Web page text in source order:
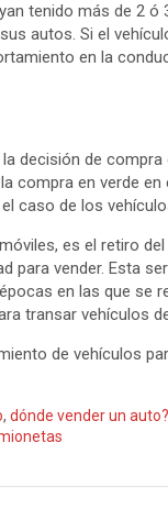
tenido más de 2 ó
autos. Si el
en la
decisión de compra
compra en verde en
caso de los
es el retiro
para vender. Esta
en las que se
transar vehículos
de vehículos
, dónde vender un auto?